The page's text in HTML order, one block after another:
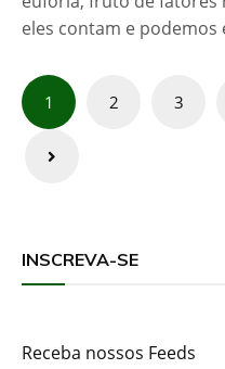
eles contam e
Paginação
de
posts
1 2 3
INSCREVA-SE
Receba nossos Feeds